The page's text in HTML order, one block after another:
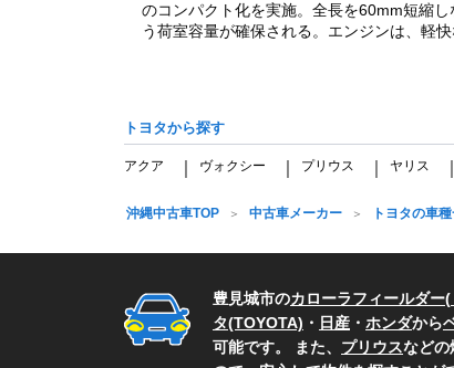
のコンパクト化を実施。全長を60mm短縮
う荷室容量が確保される。エンジンは、軽
トヨタから探す
アクア ヴォクシー プリウス ヤリス
沖縄中古車TOP 中古車メーカー トヨタの車
豊見城市のカローラフィールダー(
タ(TOYOTA) ・ 日産 ・ ホンダから
可能です。 また、 プリウスなどの